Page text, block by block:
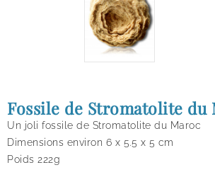
Fossile de Stromatolite du
Un joli fossile de Stromatolite du Maroc
Dimensions environ 6 x 5.5 x 5 cm
Poids 222g